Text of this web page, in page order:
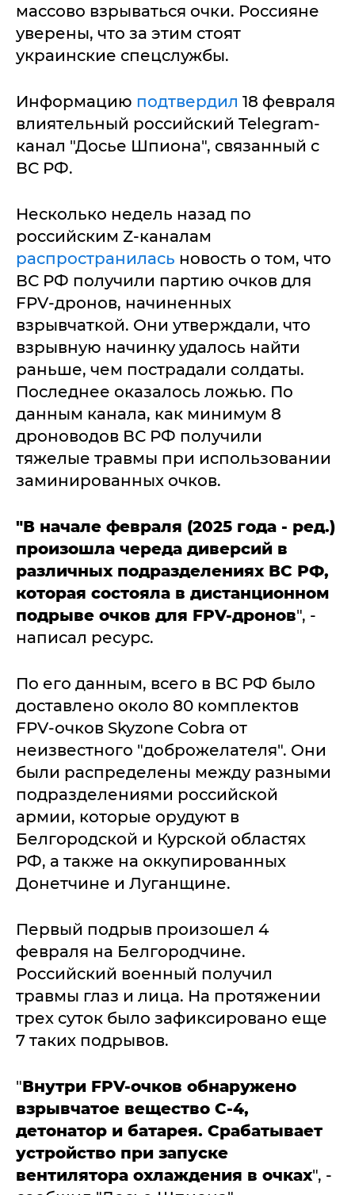
массово взрываться очки. Россияне
уверены, что за этим стоят
украинские спецслужбы.
Информацию подтвердил 18 февраля
влиятельный российский Telegram-
канал "Досье Шпиона", связанный с
ВС РФ.
Несколько недель назад по
российским Z-каналам
распространилась новость о том, что
ВС РФ получили партию очков для
FPV-дронов, начиненных
взрывчаткой. Они утверждали, что
взрывную начинку удалось найти
раньше, чем пострадали солдаты.
Последнее оказалось ложью. По
данным канала, как минимум 8
дроноводов ВС РФ получили
тяжелые травмы при использовании
заминированных очков.
"В начале февраля (2025 года - ред.)
произошла череда диверсий в
различных подразделениях ВС РФ,
которая состояла в дистанционном
подрыве очков для FPV-дронов", -
написал ресурс.
По его данным, всего в ВС РФ было
доставлено около 80 комплектов
FPV-очков Skyzone Cobra от
неизвестного "доброжелателя". Они
были распределены между разными
подразделениями российской
армии, которые орудуют в
Белгородской и Курской областях
РФ, а также на оккупированных
Донетчине и Луганщине.
Первый подрыв произошел 4
февраля на Белгородчине.
Российский военный получил
травмы глаз и лица. На протяжении
трех суток было зафиксировано еще
7 таких подрывов.
"Внутри FPV-очков обнаружено
взрывчатое вещество С-4,
детонатор и батарея. Срабатывает
устройство при запуске
вентилятора охлаждения в очках", -